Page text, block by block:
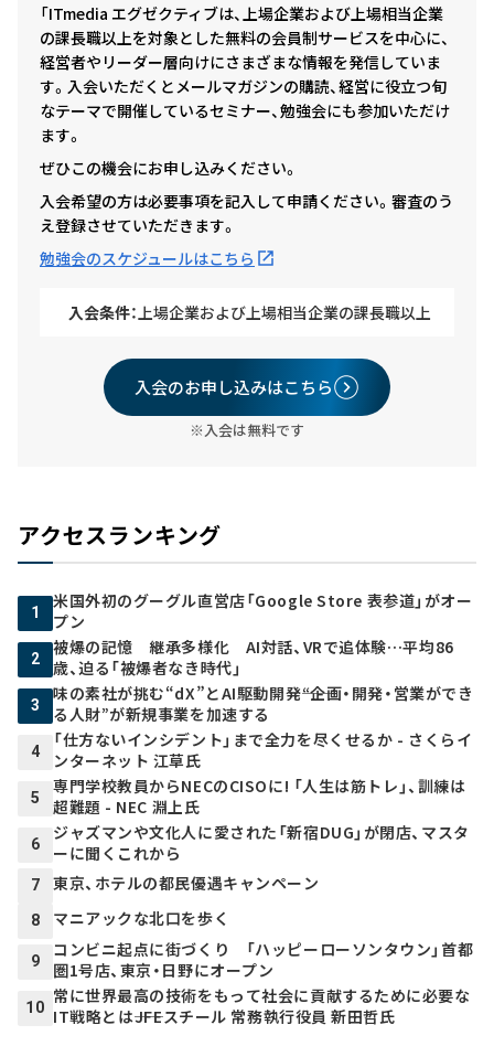
「ITmedia エグゼクティブは、上場企業および上場相当企業
の課長職以上を対象とした無料の会員制サービスを中心に、
経営者やリーダー層向けにさまざまな情報を発信していま
す。入会いただくとメールマガジンの購読、経営に役立つ旬
なテーマで開催しているセミナー、勉強会にも参加いただけ
ます。
ぜひこの機会にお申し込みください。
入会希望の方は必要事項を記入して申請ください。審査のう
え登録させていただきます。
勉強会のスケジュールはこちら
入会条件： 上場企業および上場相当企業の課長職以上
入会のお申し込みはこちら
※入会は無料です
アクセスランキング
1
米国外初のグーグル直営店「Google Store 表参道」がオー
プン
2
被爆の記憶 継承多様化 AI対話、VRで追体験…平均86
歳、迫る「被爆者なき時代」
3
味の素社が挑む“dX”とAI駆動開発――“企画・開発・営業ができ
る人財”が新規事業を加速する
4
「仕方ないインシデント」まで全力を尽くせるか - さくらイ
ンターネット 江草氏
5
専門学校教員からNECのCISOに! 「人生は筋トレ」、訓練は
超難題 - NEC 淵上氏
6
ジャズマンや文化人に愛された「新宿DUG」が閉店、マスタ
ーに聞くこれから
7 東京、ホテルの都民優遇キャンペーン
8 マニアックな北口を歩く
9
コンビニ起点に街づくり 「ハッピーローソンタウン」首都
圏1号店、東京・日野にオープン
10
常に世界最高の技術をもって社会に貢献するために必要な
IT戦略とは――JFEスチール 常務執行役員 新田哲氏